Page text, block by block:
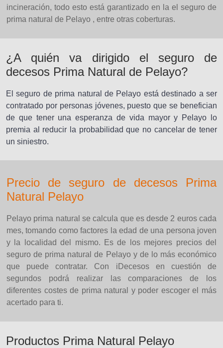
incineración, todo esto está garantizado en la el seguro de
prima natural de Pelayo , entre otras coberturas.
¿A quién va dirigido el seguro de
decesos Prima Natural de Pelayo?
El seguro de prima natural de Pelayo está destinado a ser
contratado por personas jóvenes, puesto que se benefician
de que tener una esperanza de vida mayor y Pelayo lo
premia al reducir la probabilidad que no cancelar de tener
un siniestro.
Precio de seguro de decesos Prima
Natural Pelayo
Pelayo prima natural se calcula que es desde 2 euros cada
mes, tomando como factores la edad de una persona joven
y la localidad del mismo. Es de los mejores precios del
seguro de prima natural de Pelayo y de lo más económico
que puede contratar. Con iDecesos en cuestión de
segundos podrá realizar las comparaciones de los
diferentes costes de prima natural y poder escoger el más
acertado para ti.
Productos Prima Natural Pelayo